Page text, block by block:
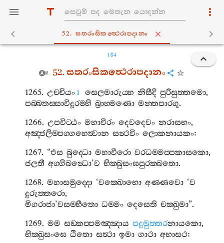
52. සතරංසිකත්‍ථෙරාපදානං
184
52.සතරංසිකත්‍ථෙරාපදානං
1265.උච‍්චියං 1 සෙලමාරුය‍්හ නිසීදි පුරිසුත‍්තමො,
පබ‍්බතස‍්සාවිදූරම‍්හි බ්‍රාහ‍්මණො මන‍්තපාරගූ.
1266.උපවිට‍්ඨං මහාවීරං දෙවදෙවං නරාසභං,
අඤ‍්ජලිම‍්පග‍්ගහෙත්‍වාන සන්‍ථවිං ලොකනායකං:
1267. “එස බුද‍්ධො මහාවීරො වරධම‍්මප‍්පකාසකො,
ජලතී අග‍්ගිඛන්‍ධො’ව භික‍්ඛුසංඝපුරක‍්ඛතො.
1268.මහාසමුද‍්දො ‘වක‍්ඛොභො අණ‍්ණවො ‘ව
දුරුත‍්තරො,
මිගරාජා’වසම‍්භීතො ධම‍්මං දෙසෙති චක‍්ඛුමා”.
1269.මම සඞ‍්කප‍්පමඤ‍්ඤාය පදුමුත‍්තරනායකො,
භික‍්ඛුසංඝෙ ඨිතො සත්‍ථා ඉමා ගාථා අභාසථ: